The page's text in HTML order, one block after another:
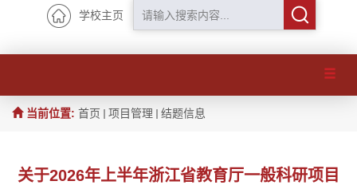
学校主页
当前位置: 首页 项目管理 结题信息
关于2026年上半年浙江省教育厅一般科研项目